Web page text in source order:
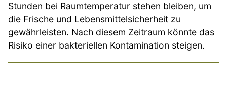
Stunden bei Raumtemperatur stehen bleiben, um
die Frische und Lebensmittelsicherheit zu
gewährleisten. Nach diesem Zeitraum könnte das
Risiko einer bakteriellen Kontamination steigen.